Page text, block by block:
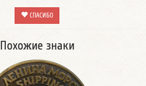
СПАСИБО
Похожие знаки